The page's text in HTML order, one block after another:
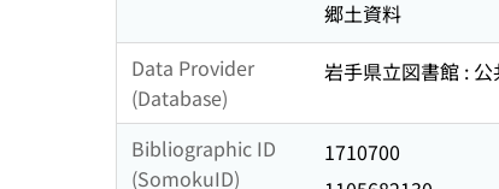
郷土資料
Data Provider
(Database)
岩手県立図書館 :
Bibliographic ID
(SomokuID)
1710700